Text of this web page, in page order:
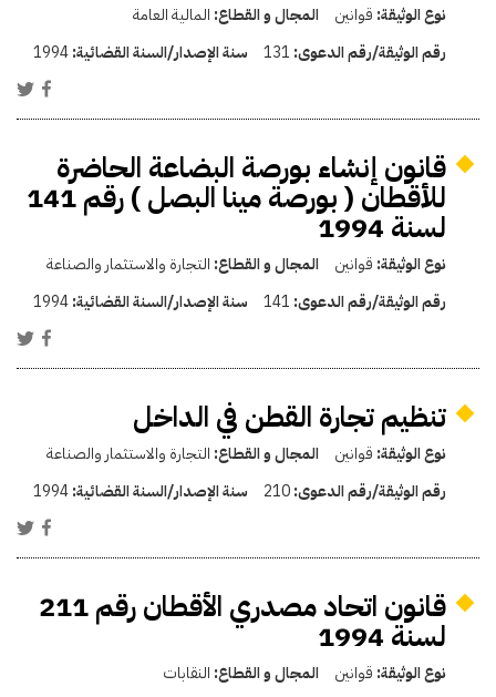
نوع الوثيقة: قوانين المجال و القطاع: المالية العامة
رقم الوثيقة/رقم الدعوى: 131 سنة الإصدار/السنة القضائية:1994
قانون إنشاء بورصة البضاعة الحاضرة
للأقطان ( بورصة مينا البصل ) رقم 141
لسنة 1994
نوع الوثيقة: قوانين المجال و القطاع: التجارة والاستثمار والصناعة
رقم الوثيقة/رقم الدعوى: 141 سنة الإصدار/السنة القضائية:1994
تنظيم تجارة القطن في الداخل
نوع الوثيقة: قوانين المجال و القطاع: التجارة والاستثمار والصناعة
رقم الوثيقة/رقم الدعوى:210 سنة الإصدار/السنة القضائية:1994
قانون اتحاد مصدري الأقطان رقم 211
لسنة 1994
نوع الوثيقة: قوانين المجال و القطاع: النقابات